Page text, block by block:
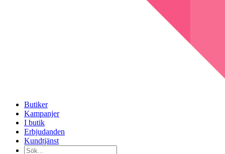
Butiker
Kampanjer
I butik
Erbjudanden
Kundtjänst
Sök...